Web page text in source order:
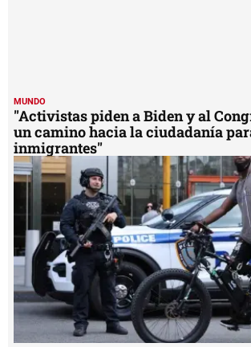
MUNDO
"Activistas piden a Biden y al
un camino hacia la ciudadanía
inmigrantes"